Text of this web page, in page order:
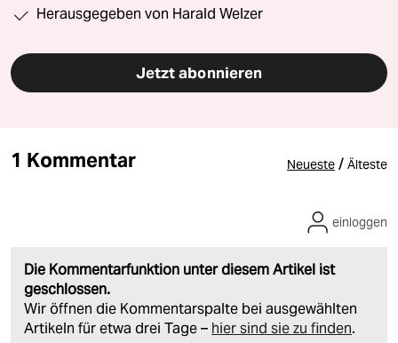
Herausgegeben von Harald Welzer
Jetzt abonnieren
1 Kommentar Neueste / Älteste
Die Kommentarfunktion unter diesem Artikel ist
geschlossen.
Wir öffnen die Kommentarspalte bei ausgewählten
Artikeln für etwa drei Tage – hier sind sie zu finden.
einloggen